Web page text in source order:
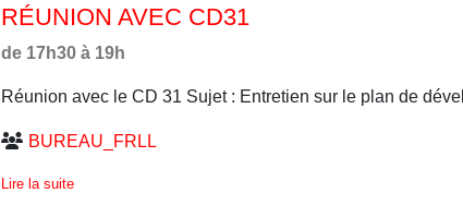
RÉUNION AVEC CD31
de 17h30 à 19h
Réunion avec le CD 31 Sujet : Entretien sur le plan de
BUREAU_FRLL
Lire la suite